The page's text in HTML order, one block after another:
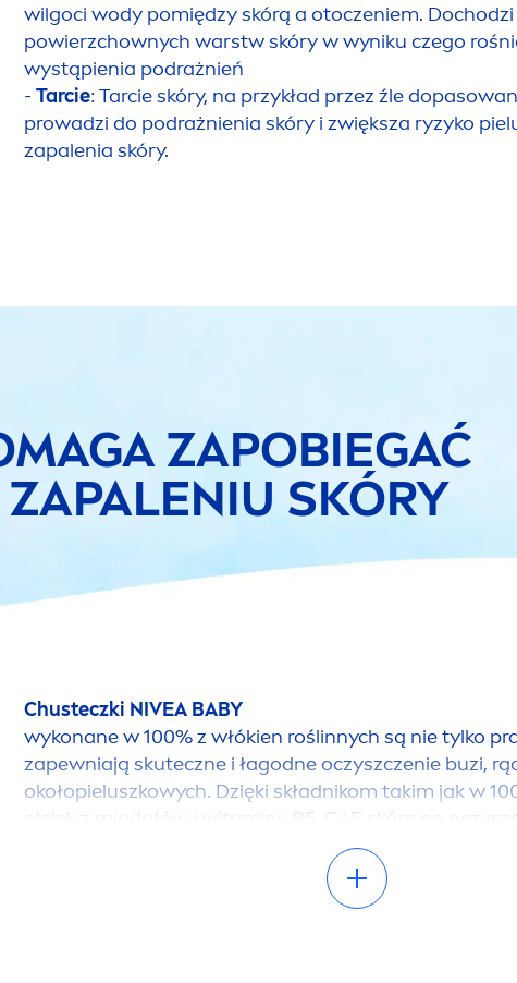
wilgoci wody pomiędzy skórą a otoczeniem.
powierzchownych warstw skóry w wyniku czego
wystąpienia podrażnień
- Tarcie: Tarcie skóry, na przykład przez źle
prowadzi do podrażnienia skóry i zwiększa ryzyko
zapalenia skóry.
ZAPOBIEGAĆ
SKÓRY
Chusteczki NIVEA BABY
wykonane w 100% z włókien roślinnych są nie tylko
zapewniają skuteczne i łagodne oczyszczenie buzi,
okołopieluszkowych. Dzięki składnikom takim jak w
olejek z migdałów i witaminy B5, C i E skóra po
BABY Soft & Cream jest gładka i
BABY Krem Kojący przeciw odparzeniom